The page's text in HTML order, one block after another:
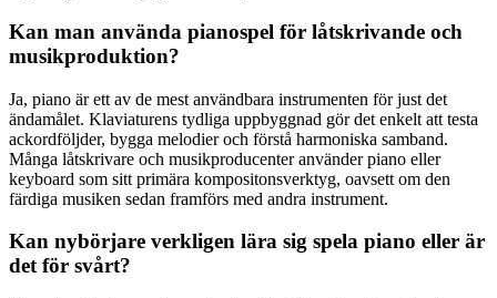
Kan man använda pianospel för låtskrivande och
musikproduktion?
Ja, piano är ett av de mest användbara instrumenten för just det
ändamålet. Klaviaturens tydliga uppbyggnad gör det enkelt att testa
ackordföljder, bygga melodier och förstå harmoniska samband.
Många låtskrivare och musikproducenter använder piano eller
keyboard som sitt primära kompositonsverktyg, oavsett om den
färdiga musiken sedan framförs med andra instrument.
Kan nybörjare verkligen lära sig spela piano eller är
det för svårt?